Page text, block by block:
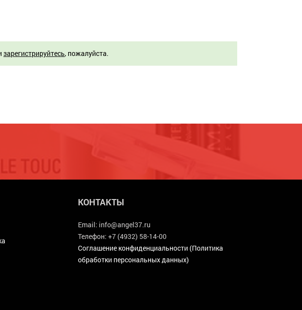
зарегистрируйтесь, пожалуйста.
КОНТАКТЫ
Email: info@angel37.ru
Телефон: +7 (4932) 58-14-00
Соглашение конфиденциальности (Политика
обработки персональных данных)